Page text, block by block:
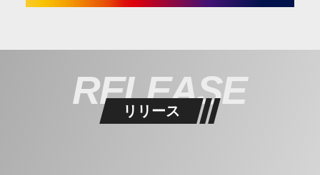
RELEASE
リリース